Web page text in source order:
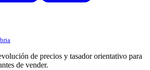
de precios y tasador orientativo para
de vender.